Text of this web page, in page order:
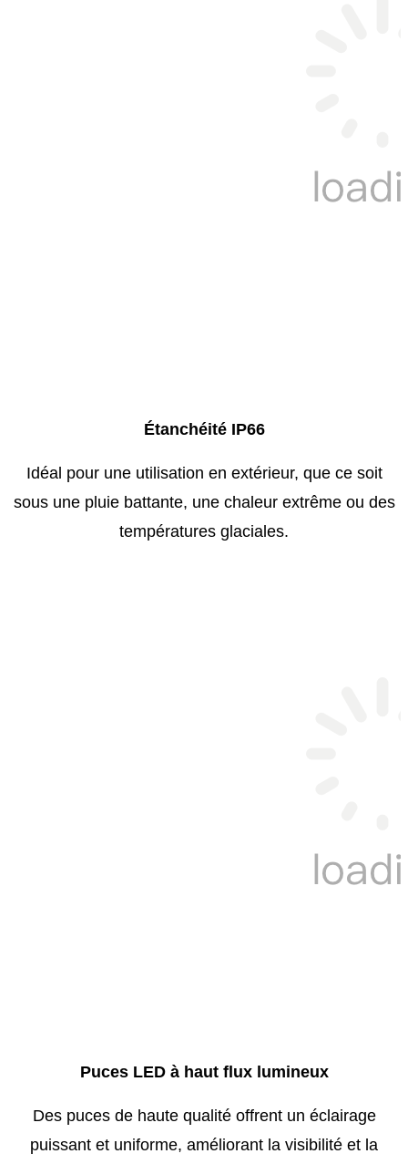
Étanchéité IP66
Idéal pour une utilisation en extérieur, que ce soit
sous une pluie battante, une chaleur extrême ou des
températures glaciales.
Puces LED à haut flux lumineux
Des puces de haute qualité offrent un éclairage
puissant et uniforme, améliorant la visibilité et la